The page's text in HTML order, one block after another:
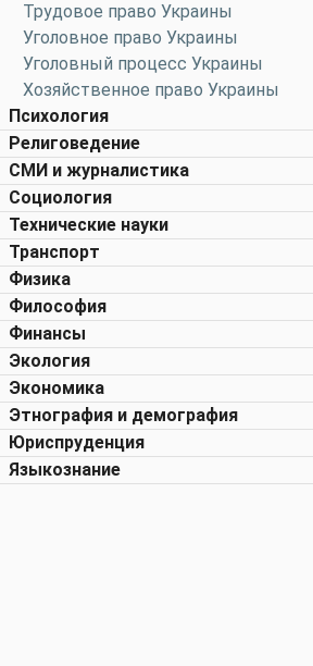
Трудовое право Украины
Уголовное право Украины
Уголовный процесс Украины
Хозяйственное право Украины
Психология
Религоведение
СМИ и журналистика
Социология
Технические науки
Транспорт
Физика
Философия
Финансы
Экология
Экономика
Этнография и демография
Юриспруденция
Языкознание